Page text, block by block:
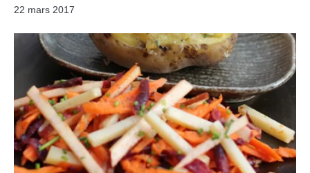
22 mars 2017